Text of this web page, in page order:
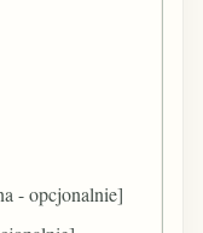
- opcjonalnie]